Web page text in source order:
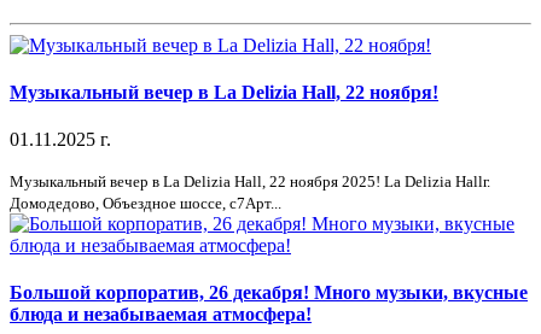
Музыкальный вечер в La Delizia Hall, 22 ноября!
01.11.2025 г.
Музыкальный вечер в La Delizia Hall, 22 ноября 2025! La Delizia Hallг.
Домодедово, Объездное шоссе, с7Арт...
Большой корпоратив, 26 декабря! Много музыки, вкусные
блюда и незабываемая атмосфера!